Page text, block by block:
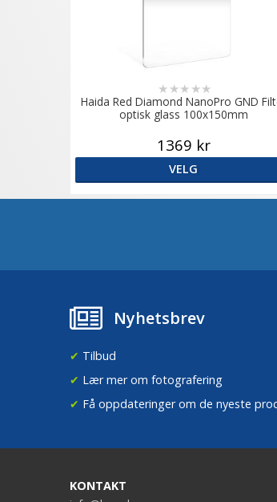
Haida Red Diamond NanoPro GND
optisk glass 100x150mm
★ ★★ ★★
1369 kr
VELG
Nyhetsbrev
✔ Tilbud
✔ Lær mer om fotografering
✔ Få oppdateringer om de nyeste
KONTAKT